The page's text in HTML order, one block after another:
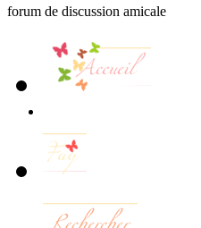
forum de discussion amicale